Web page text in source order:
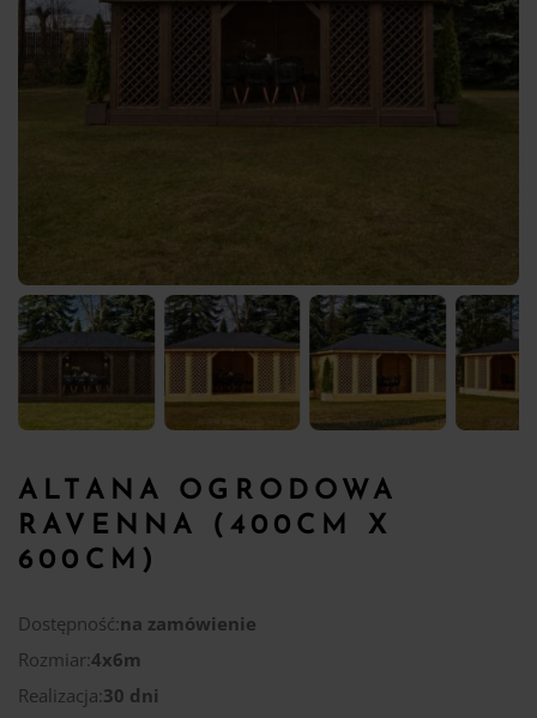
ALTANA OGRODOWA
RAVENNA (400CM X
600CM)
Dostępność:na zamówienie
Rozmiar:4x6m
Realizacja:30 dni